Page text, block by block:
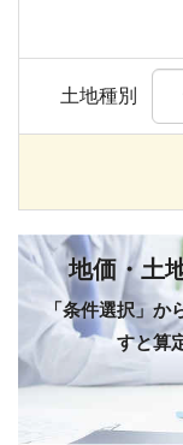
土地種別
地価・土
「条件選択」か
すと算